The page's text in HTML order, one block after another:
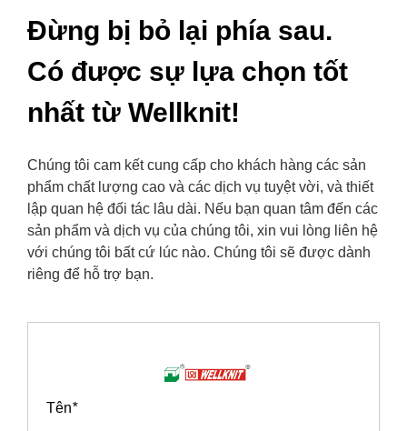
Đừng bị bỏ lại phía sau.
Có được sự lựa chọn tốt
nhất từ ​​Wellknit!
Chúng tôi cam kết cung cấp cho khách hàng các sản
phẩm chất lượng cao và các dịch vụ tuyệt vời, và thiết
lập quan hệ đối tác lâu dài. Nếu bạn quan tâm đến các
sản phẩm và dịch vụ của chúng tôi, xin vui lòng liên hệ
với chúng tôi bất cứ lúc nào. Chúng tôi sẽ được dành
riêng để hỗ trợ bạn.
*
Tên